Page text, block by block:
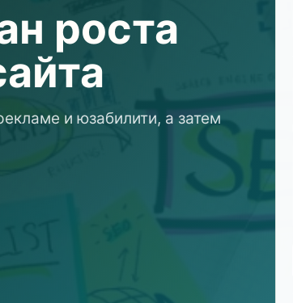
роста
и юзабилити, а затем